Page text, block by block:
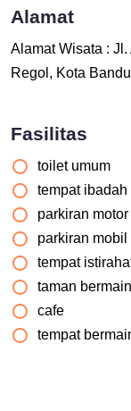
Alamat
Alamat Wisata :
Regol, Kota
Fasilitas
toilet umum
tempat ibadah
parkiran motor
parkiran mobil
tempat
taman bermain
cafe
tempat